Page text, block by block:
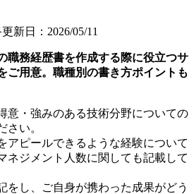
新日： 2026/05/11
職務経歴書を作成する際に役立つサ
ご用意。職種別の書き方ポイントも
意・強みのある技術分野についての
さい。
アピールできるような経験について
ネジメント人数に関しても記載して
をし、ご自身が携わった成果がどう